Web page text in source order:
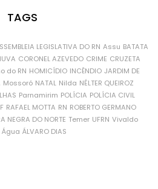
TAGS
LEGISLATIVA DO RN Assu BATATA
CORONEL AZEVEDO CRIME CRUZETA
do RN HOMICÍDIO INCÊNDIO JARDIM DE
Mossoró NATAL Nilda NÉLTER QUEIROZ
Parnamirim POLÍCIA POLÍCIA CIVIL
RAFAEL MOTTA RN ROBERTO GERMANO
NEGRA DO NORTE Temer UFRN Vivaldo
Água ÁLVARO DIAS